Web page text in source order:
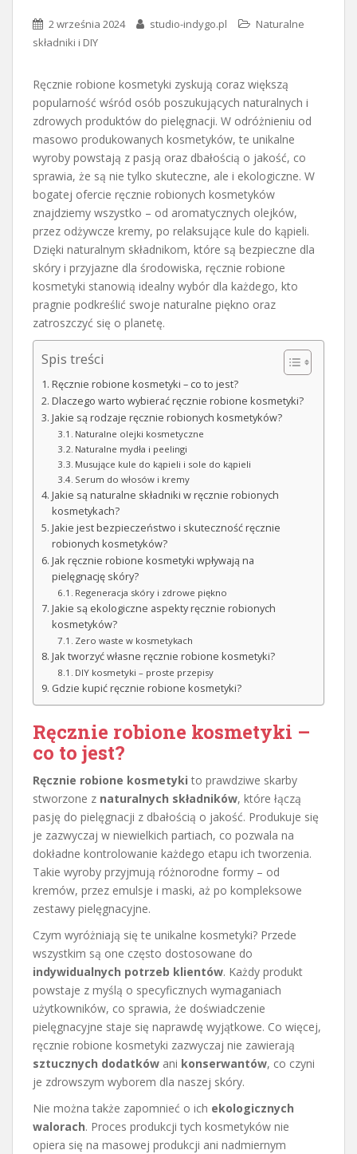
2 września 2024 studio-indygo.pl
Naturalne
składniki i DIY
Ręcznie robione kosmetyki zyskują coraz większą
popularność wśród osób poszukujących naturalnych i
zdrowych produktów do pielęgnacji. W odróżnieniu od
masowo produkowanych kosmetyków, te unikalne
wyroby powstają z pasją oraz dbałością o jakość, co
sprawia, że są nie tylko skuteczne, ale i ekologiczne. W
bogatej ofercie ręcznie robionych kosmetyków
znajdziemy wszystko – od aromatycznych olejków,
przez odżywcze kremy, po relaksujące kule do kąpieli.
Dzięki naturalnym składnikom, które są bezpieczne dla
skóry i przyjazne dla środowiska, ręcznie robione
kosmetyki stanowią idealny wybór dla każdego, kto
pragnie podkreślić swoje naturalne piękno oraz
zatroszczyć się o planetę.
Spis treści
Ręcznie robione kosmetyki – co to jest?
Dlaczego warto wybierać ręcznie robione kosmetyki?
Jakie są rodzaje ręcznie robionych kosmetyków?
Naturalne olejki kosmetyczne
Naturalne mydła i peelingi
Musujące kule do kąpieli i sole do kąpieli
Serum do włosów i kremy
Jakie są naturalne składniki w ręcznie robionych
kosmetykach?
Jakie jest bezpieczeństwo i skuteczność ręcznie
robionych kosmetyków?
Jak ręcznie robione kosmetyki wpływają na
pielęgnację skóry?
Regeneracja skóry i zdrowe piękno
Jakie są ekologiczne aspekty ręcznie robionych
kosmetyków?
Zero waste w kosmetykach
Jak tworzyć własne ręcznie robione kosmetyki?
DIY kosmetyki – proste przepisy
Gdzie kupić ręcznie robione kosmetyki?
Ręcznie robione kosmetyki –
co to jest?
Ręcznie robione kosmetyki to prawdziwe skarby
stworzone z naturalnych składników, które łączą
pasję do pielęgnacji z dbałością o jakość. Produkuje się
je zazwyczaj w niewielkich partiach, co pozwala na
dokładne kontrolowanie każdego etapu ich tworzenia.
Takie wyroby przyjmują różnorodne formy – od
kremów, przez emulsje i maski, aż po kompleksowe
zestawy pielęgnacyjne.
Czym wyróżniają się te unikalne kosmetyki? Przede
wszystkim są one często dostosowane do
indywidualnych potrzeb klientów. Każdy produkt
powstaje z myślą o specyficznych wymaganiach
użytkowników, co sprawia, że doświadczenie
pielęgnacyjne staje się naprawdę wyjątkowe. Co więcej,
ręcznie robione kosmetyki zazwyczaj nie zawierają
sztucznych dodatków ani konserwantów, co czyni
je zdrowszym wyborem dla naszej skóry.
Nie można także zapomnieć o ich ekologicznych
walorach. Proces produkcji tych kosmetyków nie
opiera się na masowej produkcji ani nadmiernym